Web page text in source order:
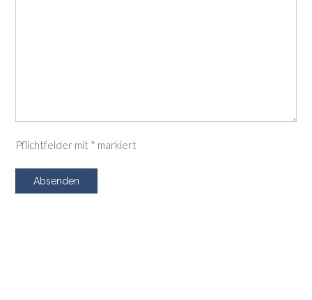
Pflichtfelder mit * markiert